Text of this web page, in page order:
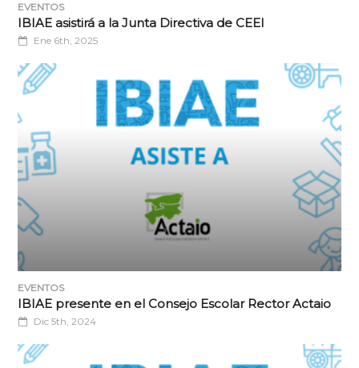
EVENTOS
IBIAE asistirá a la Junta Directiva de CEEI
Ene 6th, 2025
EVENTOS
IBIAE presente en el Consejo Escolar Rector Actaio
Dic 5th, 2024